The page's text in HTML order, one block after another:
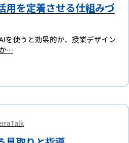
を使うと効果的か、授業デザイン
…